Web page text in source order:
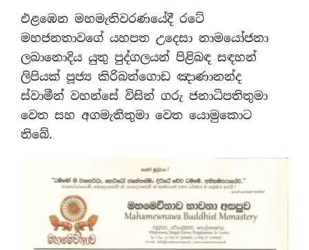
එළඹෙන මහමැතිවරණයේදී රටේ
මහජනතාවගේ යහපත උදෙසා නාමයෝජනා
ලබානොදිය යුතු පුද්ගලයන් පිළිබඳ සඳහන්
ලිපියක් පූජ්‍ය කිරිබත්ගොඩ ඤාණානන්ද
ස්වාමීන් වහන්සේ විසින් ගරු ජනාධිපතිතුමා
වෙත සහ අගමැතිතුමා වෙත යොමුකොට
තිබේ.